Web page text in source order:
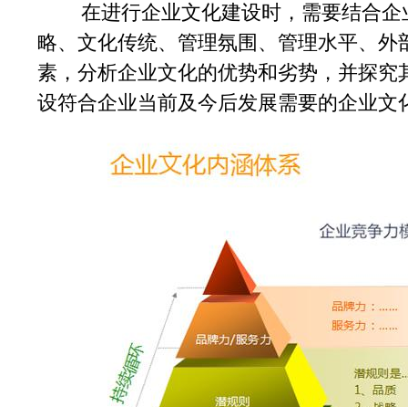
在进行企业文化建设时，需要结合企
略、文化传统、管理氛围、管理水平、
素，分析企业文化的优势和劣势，并探
设符合企业当前及今后发展需要的企业文